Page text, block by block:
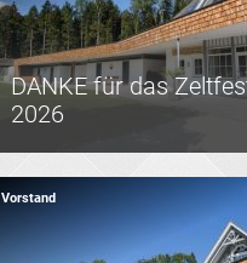
DANKE für das
2026
Vorstand